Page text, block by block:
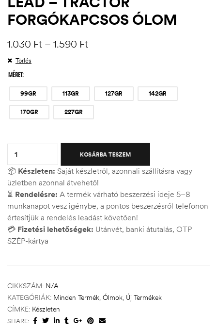
FORGÓKAPCSOS ÓLOM
1.030 Ft – 1.590 Ft
MÉRET
99GR 113GR 127GR 142GR
170GR 227GR
Törlés
KOSÁRBA TESZEM
📦 Készleten: Saját készletről, azonnali szállításra vagy
üzletben azonnal átvehető!
⏳ Rendelésre: A termék várható beszerzési ideje 5–8
munkanapot vesz igénybe, a pontos beszerzésről telefonon
értesítjük a rendelés leadást követően!
💳 Fizetési lehetőségek: Utánvét, banki átutalás, OTP
SZÉP-kártya
CIKKSZÁM: N/A
KATEGÓRIÁK: Minden Termék, Ólmok, Új Termékek
CÍMKE: Készleten
SHARE: